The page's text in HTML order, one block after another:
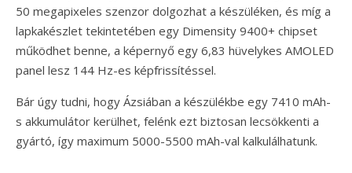
50 megapixeles szenzor dolgozhat a készüléken, és míg a
lapkakészlet tekintetében egy Dimensity 9400+ chipset
működhet benne, a képernyő egy 6,83 hüvelykes AMOLED
panel lesz 144 Hz-es képfrissítéssel.
Bár úgy tudni, hogy Ázsiában a készülékbe egy 7410 mAh-
s akkumulátor kerülhet, felénk ezt biztosan lecsökkenti a
gyártó, így maximum 5000-5500 mAh-val kalkulálhatunk.